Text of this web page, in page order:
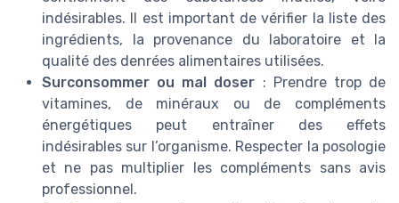
indésirables. Il est important de vérifier la liste des
ingrédients, la provenance du laboratoire et la
qualité des denrées alimentaires utilisées.
Surconsommer ou mal doser : Prendre trop de
vitamines, de minéraux ou de compléments
énergétiques peut entraîner des effets
indésirables sur l’organisme. Respecter la posologie
et ne pas multiplier les compléments sans avis
professionnel.